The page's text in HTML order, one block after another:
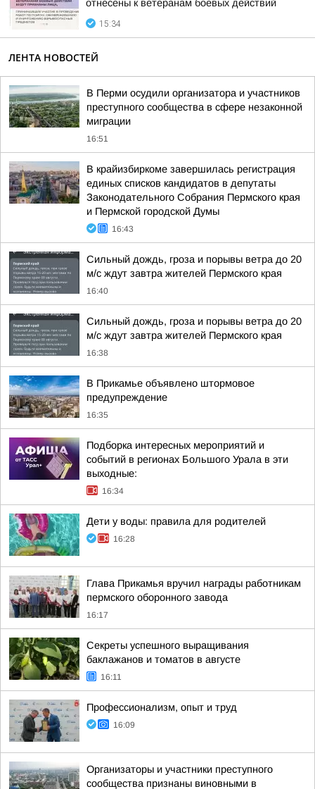
отнесены к ветеранам боевых действий
15:34
ЛЕНТА НОВОСТЕЙ
В Перми осудили организатора и участников
преступного сообщества в сфере незаконной
миграции
16:51
В крайизбиркоме завершилась регистрация
единых списков кандидатов в депутаты
Законодательного Собрания Пермского края
и Пермской городской Думы
16:43
Сильный дождь, гроза и порывы ветра до 20
м/с ждут завтра жителей Пермского края
16:40
Сильный дождь, гроза и порывы ветра до 20
м/с ждут завтра жителей Пермского края
16:38
В Прикамье объявлено штормовое
предупреждение
16:35
Подборка интересных мероприятий и
событий в регионах Большого Урала в эти
выходные:
16:34
Дети у воды: правила для родителей
16:28
Глава Прикамья вручил награды работникам
пермского оборонного завода
16:17
Секреты успешного выращивания
баклажанов и томатов в августе
16:11
Профессионализм, опыт и труд
16:09
Организаторы и участники преступного
сообщества признаны виновными в